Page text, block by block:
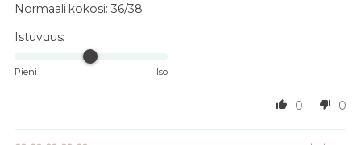
Normaali kokosi: 36/38
Istuvuus:
Pieni Iso
0 0